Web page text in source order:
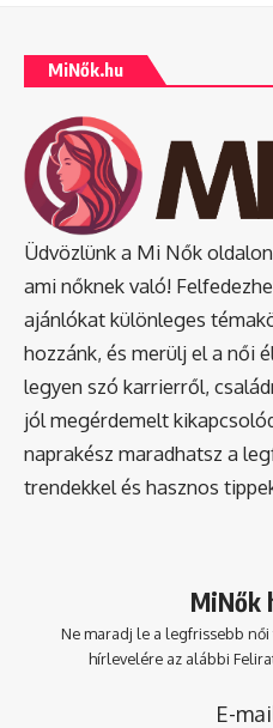
MiNők.hu
Üdvözlünk a Mi Nők
ami nőknek való!
ajánlókat különleges
hozzánk, és merülj el a női
legyen szó karrierről,
jól megérdemelt
naprakész maradhatsz a
trendekkel és hasznos
MiNők
Ne maradj le a legfrissebb
hírlevelére az alábbi
E-